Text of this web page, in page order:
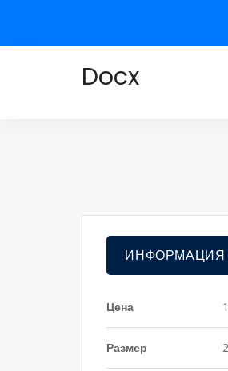
Docx
ИНФОРМАЦИЯ
Цена
Размер